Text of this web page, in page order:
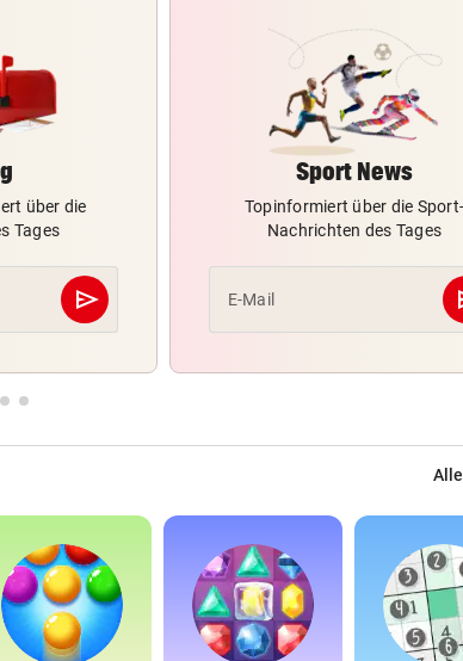
über die
Tages
send
Abschicken
Sport News
Topinformiert über die Sport-
Nachrichten des Tages
E-Mail